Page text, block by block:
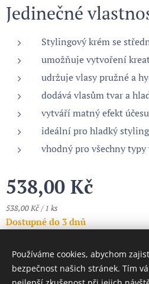
Jedinečné
Stylingový krém se
umožňuje vytvoření
udržuje vlasy pružné a
dodává vlasům tvar a
vytváří matný efekt účesu
ideální pro hladký
vhodný pro všechny typy
538,00 Kč
538,00 Kč / 1 ks
Dostupné do 3 dnů
Cookies
Používáme cookies, abychom
bezpečnost našich stránek. Tím